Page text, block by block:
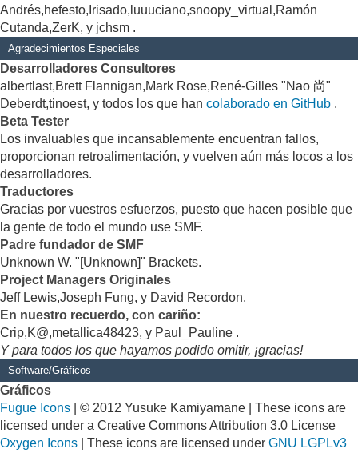
Andrés,hefesto,Irisado,luuuciano,snoopy_virtual,Ramón
Cutanda,ZerK, y jchsm .
Agradecimientos Especiales
Desarrolladores Consultores
albertlast,Brett Flannigan,Mark Rose,René-Gilles "Nao 尚"
Deberdt,tinoest, y todos los que han colaborado en GitHub .
Beta Tester
Los invaluables que incansablemente encuentran fallos,
proporcionan retroalimentación, y vuelven aún más locos a los
desarrolladores.
Traductores
Gracias por vuestros esfuerzos, puesto que hacen posible que
la gente de todo el mundo use SMF.
Padre fundador de SMF
Unknown W. "[Unknown]" Brackets.
Project Managers Originales
Jeff Lewis,Joseph Fung, y David Recordon.
En nuestro recuerdo, con cariño:
Crip,K@,metallica48423, y Paul_Pauline .
Y para todos los que hayamos podido omitir, ¡gracias!
Software/Gráficos
Gráficos
Fugue Icons | © 2012 Yusuke Kamiyamane | These icons are
licensed under a Creative Commons Attribution 3.0 License
Oxygen Icons | These icons are licensed under GNU LGPLv3